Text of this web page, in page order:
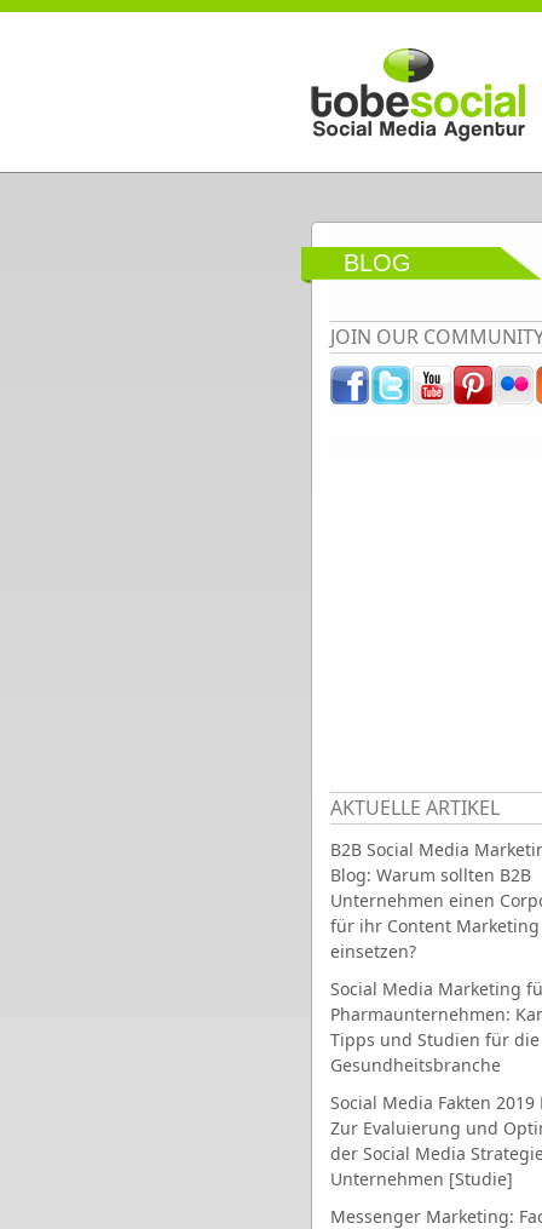
Direkt zum Inhalt
BLOG
JOIN OUR
AKTUELLE ARTIKEL
B2B Social Media
Blog: Warum sollten B2B
Unternehmen einen
für ihr Content Marketing
einsetzen?
Social Media Marketing
Pharmaunternehmen:
Tipps und Studien für die
Gesundheitsbranche
Social Media Fakten 2019
Zur Evaluierung und
der Social Media
Unternehmen [Studie]
Messenger Marketing: